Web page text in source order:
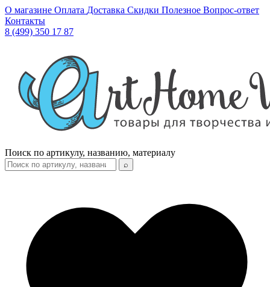
О магазине Оплата Доставка Скидки Полезное Вопрос-ответ
Контакты
8 (499) 350 17 87
Поиск по артикулу, названию, материалу
⌕